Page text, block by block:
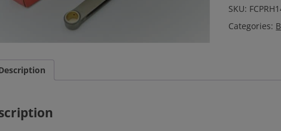
E92
4.0
SKU:
Categories: